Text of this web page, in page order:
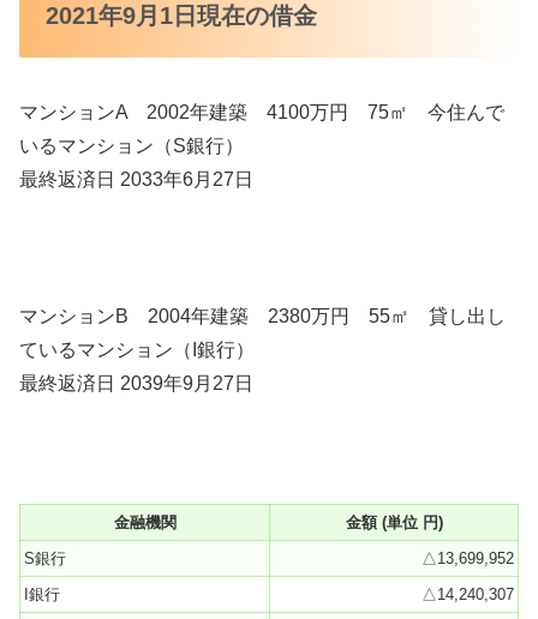
2021年9月1日現在の借金
マンションA 2002年建築 4100万円 75㎡ 今住んで
いるマンション（S銀行）
最終返済日 2033年6月27日
マンションB 2004年建築 2380万円 55㎡ 貸し出し
ているマンション（I銀行）
最終返済日 2039年9月27日
金融機関
金額 (単位 円)
S銀行
△13,699,952
I銀行
△14,240,307